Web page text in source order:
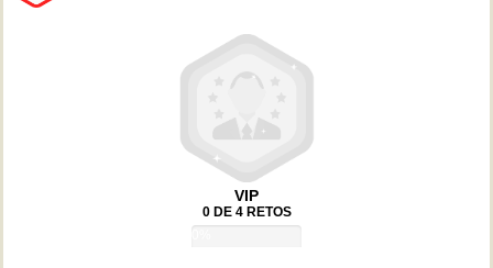
VIP
0 DE 4 RETOS